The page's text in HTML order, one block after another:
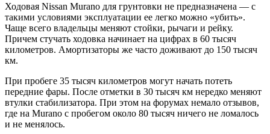
Ходовая Nissan Murano для грунтовки не предназначена — с
такими условиями эксплуатации ее легко можно «убить».
Чаще всего владельцы меняют стойки, рычаги и рейку.
Причем стучать ходовка начинает на цифрах в 60 тысяч
километров. Амортизаторы же часто доживают до 150 тысяч
км.
При пробеге 35 тысяч километров могут начать потеть
передние фары. После отметки в 30 тысяч км нередко меняют
втулки стабилизатора. При этом на форумах немало отзывов,
где на Murano с пробегом около 80 тысяч ничего не ломалось
и не менялось.